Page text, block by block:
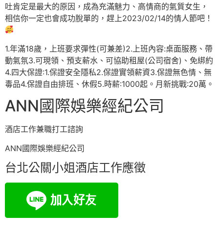
吐肯定是最大的原因，成為充滿魅力、高情商的氣質女生，
相信你一定也會成功脫單的，趕上2023/02/14的情人節吧！
1.年滿18歲，上班要求彈性(可兼差)2.上班內容:桌面服務、帶
動氣氛3.可現領、預支薪水、可協助租屋(公司宿舍)、免綁約
4.四大保證:1.保證安全隱私2.保證實領薪資3.保證無色情、無
毒品4.保證自由排班、休假5.時薪:1000起。月新挑戰:20萬。
ANN國際娛樂經紀公司
酒店工作兼職打工諮詢
ANN國際娛樂經紀公司
台北公關小姐酒店工作應徵